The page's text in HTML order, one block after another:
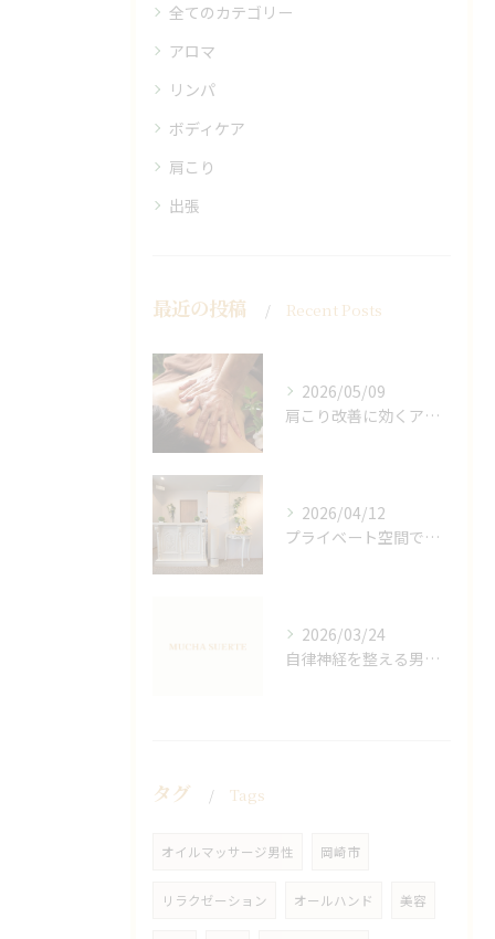
全てのカテゴリー
アロマ
リンパ
ボディケア
肩こり
出張
最近の投稿 Recent Posts
2026/05/09
肩こり改善に効くアロマリンパの手技と効果
2026/04/12
プライベート空間で極上アロマリンパケアの効果
2026/03/24
自律神経を整える男性オイルマッサージ
タグ Tags
オイルマッサージ男性 岡崎市
リラクゼーション オールハンド 美容